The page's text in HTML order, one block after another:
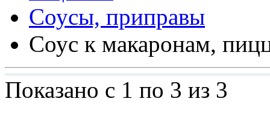
Соусы, приправы
Соус к макаронам,
Показано с 1 по 3 из 3